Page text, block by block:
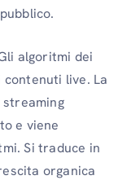
algoritmi dei
live. La
e viene
Si traduce in
organica